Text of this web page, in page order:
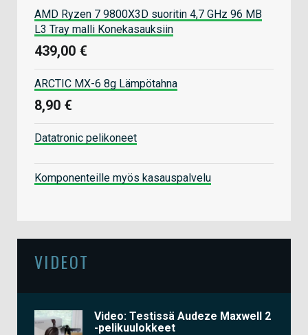
AMD Ryzen 7 9800X3D suoritin 4,7 GHz 96 MB
L3 Tray malli Konekasauksiin
439,00 €
ARCTIC MX-6 8g Lämpötahna
8,90 €
Datatronic pelikoneet
Komponenteille myös kasauspalvelu
VIDEOT
Video: Testissä Audeze Maxwell 2
-pelikuulokkeet